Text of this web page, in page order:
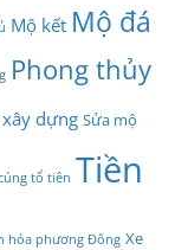
Mộ kết Mộ đá
Phong thủy
dựng Sửa mộ
tổ tiên Tiền
hóa phương Đông Xe